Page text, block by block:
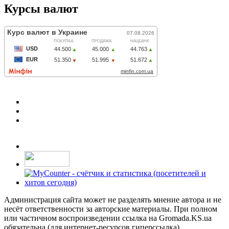
Курсы валют
Администрация сайта может не разделять мнение автора и не
несёт ответственности за авторские материалы. При полном
или частичном воспроизведении ссылка на Gromada.KS.ua
обязательна (для интернет-ресурсов гиперссылка)